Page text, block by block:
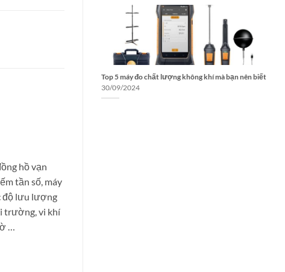
hồ vạn
tần số, máy
độ lưu lượng
trường, vi khí
…
Top 5 máy đo chất lượng không khí mà bạn nên biết
30/09/2024